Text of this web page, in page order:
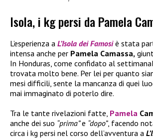
Isola, i kg persi da Pamela
L’esperienza a L’Isola dei Famosi è stata
intensa anche per Pamela Camassa,
In Honduras, come confidato al
trovata molto bene. Per lei per quanto
mesi difficili, sente la mancanza di quei
mai immaginato di poterlo dire.
Tra le tante rivelazioni fatte, Pamela
anche dei suo “prima”e “dopo”, facendo
circa i kg persi nel corso dell’avventura a